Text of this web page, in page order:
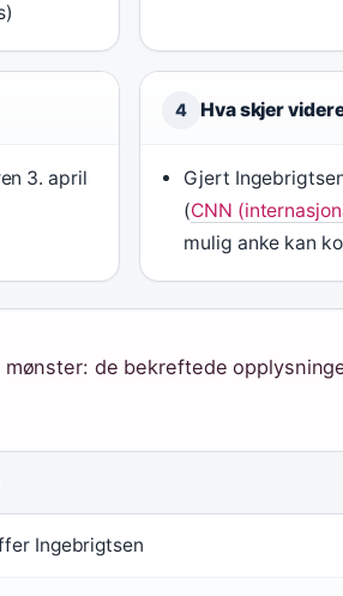
3. april
4 Hva skjer
Gjert
(CNN
mulig anke kan
de bekreftede
Ingebrigtsen